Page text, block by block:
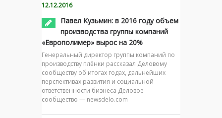
12.12.2016
Павел Кузьмин: в 2016 году объем
производства группы компаний
«Европолимер» вырос на 20%
Генеральный директор группы компаний по
производству плёнки рассказал Деловому
сообществу об итогах годах, дальнейших
перспективах развития и социальной
ответственности бизнеса Деловое
сообщество — newsdelo.com